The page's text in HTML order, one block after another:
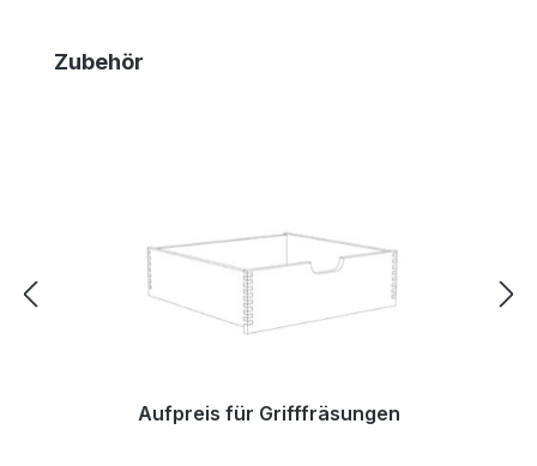
Produktgalerie überspringen
Zubehör
Aufpreis für Grifffräsungen